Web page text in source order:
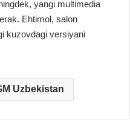
yangi multimedia
Ehtimol, salon
kuzovdagi versiyani
Uzbekistan